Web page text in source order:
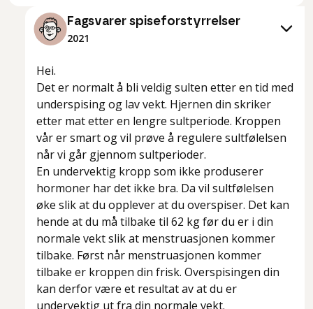
Fagsvarer spiseforstyrrelser
2021
Hei.
Det er normalt å bli veldig sulten etter en tid med
underspising og lav vekt. Hjernen din skriker
etter mat etter en lengre sultperiode. Kroppen
vår er smart og vil prøve å regulere sultfølelsen
når vi går gjennom sultperioder.
En undervektig kropp som ikke produserer
hormoner har det ikke bra. Da vil sultfølelsen
øke slik at du opplever at du overspiser. Det kan
hende at du må tilbake til 62 kg før du er i din
normale vekt slik at menstruasjonen kommer
tilbake. Først når menstruasjonen kommer
tilbake er kroppen din frisk. Overspisingen din
kan derfor være et resultat av at du er
undervektig ut fra din normale vekt.